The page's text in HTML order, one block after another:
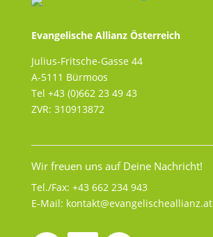
Evangelische Allianz Österreich
Julius-Fritsche-Gasse 44
A-5111 Bürmoos
Tel +43 (0)662 23 49 43
ZVR: 310913872
Wir freuen uns auf Deine Nachricht!
Tel./Fax: +43 662 234 943
E-Mail: kontakt@evangelischeallianz.at